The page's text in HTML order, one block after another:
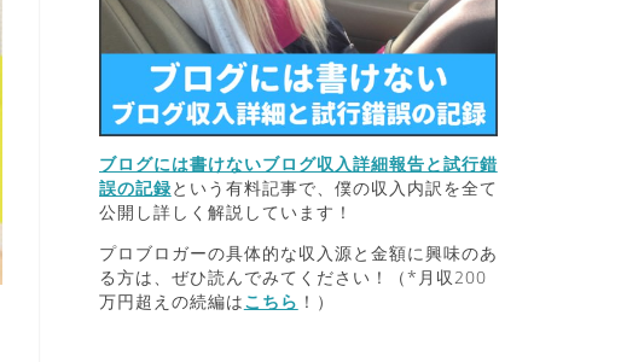
ブログには書けないブログ収入詳細報告と試行錯
誤の記録という有料記事で、僕の収入内訳を全て
公開し詳しく解説しています！
プロブロガーの具体的な収入源と金額に興味のあ
る方は、ぜひ読んでみてください！（*月収200
万円超えの続編はこちら ！）